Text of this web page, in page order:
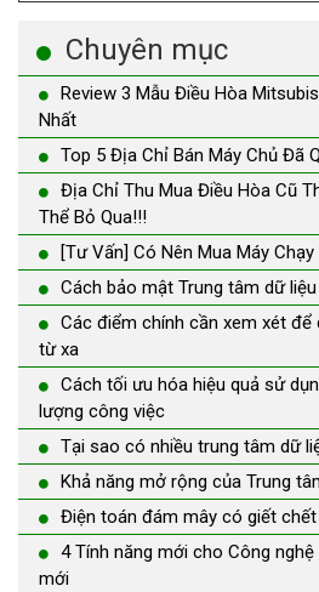
Chuyên mục
Review 3 Mẫu Điều Hòa
Nhất
Top 5 Địa Chỉ Bán Máy Chủ Đã
Địa Chỉ Thu Mua Điều Hòa Cũ
Thể Bỏ Qua!!!
[Tư Vấn] Có Nên Mua Máy
Cách bảo mật Trung tâm dữ liệu
Các điểm chính cần xem xét để
từ xa
Cách tối ưu hóa hiệu quả sử
lượng công việc
Tại sao có nhiều trung tâm dữ
Khả năng mở rộng của Trung
Điện toán đám mây có giết
4 Tính năng mới cho Công
mới